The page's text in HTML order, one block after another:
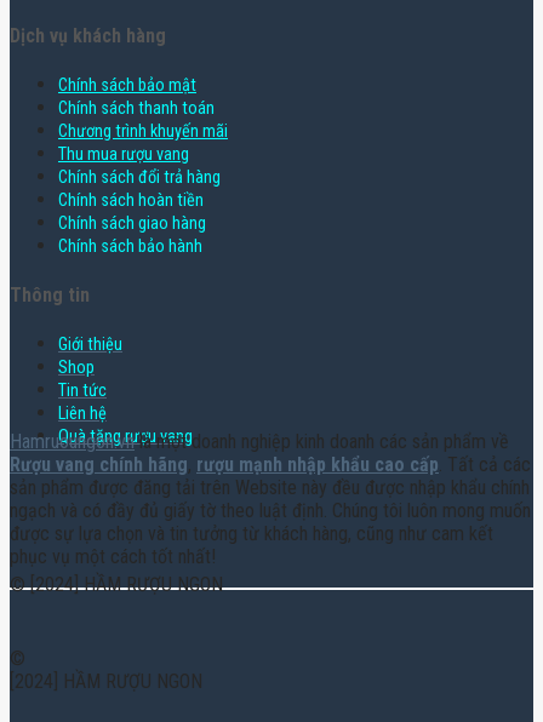
Dịch vụ khách hàng
Chính sách bảo mật
Chính sách thanh toán
Chương trình khuyến mãi
Thu mua rượu vang
Chính sách đổi trả hàng
Chính sách hoàn tiền
Chính sách giao hàng
Chính sách bảo hành
Thông tin
Giới thiệu
Shop
Tin tức
Liên hệ
Quà tặng rượu vang
Hamruoungon.vnlà một doanh nghiệp kinh doanh các sản phẩm về
Rượu vang chính hãng, rượu mạnh nhập khẩu cao cấp. Tất cả các
sản phẩm được đăng tải trên Website này đều được nhập khẩu chính
ngạch và có đầy đủ giấy tờ theo luật định. Chúng tôi luôn mong muốn
được sự lựa chọn và tin tưởng từ khách hàng, cũng như cam kết
phục vụ một cách tốt nhất!
© [2024] HẦM RƯỢU NGON
©
[2024] HẦM RƯỢU NGON